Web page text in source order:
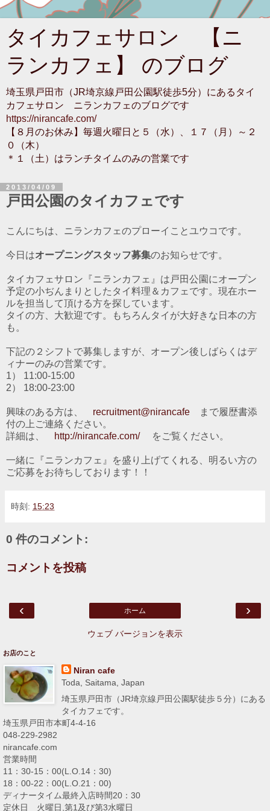
タイカフェサロン 【ニ
ランカフェ】 のブログ
埼玉県戸田市（JR埼京線戸田公園駅徒歩5分）にあるタイ
カフェサロン ニランカフェのブログです
https://nirancafe.com/
【８月のお休み】毎週火曜日と５（水）、１７（月）～２
０（木）
＊１（土）はランチタイムのみの営業です
2013/04/09
戸田公園のタイカフェです
こんにちは、ニランカフェのプローイことユウコです。
今日はオープニングスタッフ募集のお知らせです。
タイカフェサロン『ニランカフェ』は戸田公園にオープン
予定の小ぢんまりとしたタイ料理＆カフェです。現在ホー
ルを担当して頂ける方を探しています。
タイの方、大歓迎です。もちろんタイが大好きな日本の方
も。
下記の２シフトで募集しますが、オープン後しばらくはデ
ィナーのみの営業です。
1） 11:00-15:00
2） 18:00-23:00
興味のある方は、 recruitment@nirancafe まで履歴書添
付の上ご連絡ください。
詳細は、
http://nirancafe.com/をご覧ください。
一緒に『ニランカフェ』を盛り上げてくれる、明るい方の
ご応募をお待ちしております！！
時刻: 15:23
0 件のコメント:
コメントを投稿
‹ ›
ホーム
ウェブ バージョンを表示
お店のこと
Niran cafe
Toda, Saitama, Japan
埼玉県戸田市（JR埼京線戸田公園駅徒歩５分）にある
タイカフェです。
埼玉県戸田市本町4-4-16
048-229-2982
nirancafe.com
営業時間
11：30-15：00(L.O.14：30)
18：00-22：00(L.O.21：00)
ディナータイム最終入店時間20：30
定休日 火曜日,第1及び第3水曜日